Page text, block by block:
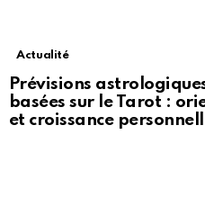
Actualité
Prévisions
basées sur le Tarot :
et croissance